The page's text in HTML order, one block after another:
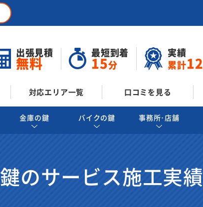
出張見積
無料
最短到着
15分
実績
累計12
対応エリア一覧 口コミを見る
金庫の鍵 バイクの鍵 事務所･店舗
鍵のサービス施工実績